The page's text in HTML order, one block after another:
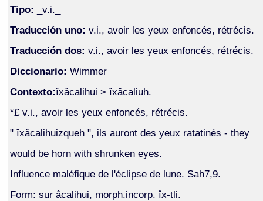
Tipo: _v.i._
Traducción uno: v.i., avoir les yeux enfoncés, rétrécis.
Traducción dos: v.i., avoir les yeux enfoncés, rétrécis.
Diccionario: Wimmer
Contexto:îxâcalihui > îxâcaliuh.
*£ v.i., avoir les yeux enfoncés, rétrécis.
" îxâcalihuizqueh ", ils auront des yeux ratatinés - they
would be horn with shrunken eyes.
Influence maléfique de l'éclipse de lune. Sah7,9.
Form: sur âcalihui, morph.incorp. îx-tli.